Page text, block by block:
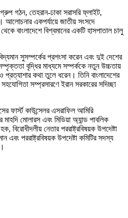
গ্রুপ গঠন, তেহরান-ঢাকা সরাসরি ফ্লাইট,
আলোচনার একপর্যায়ে জাতীয় সংসদে
বাংলাদেশে বিশ্বমানের একটি হাসপাতাল চালু
সুসম্পর্কের প্রশংসা করেন এবং দুই দেশের
বৃদ্ধির মাধ্যমে সম্পর্ককে নতুন উচ্চতায়
প্রত্যাশার কথা তুলে ধরেন। তিনি বাংলাদেশের
সম্প্রসারণে ইরান সরকারের সদিচ্ছা
ফার্স্ট কাউন্সেলর এসরাফিল আমিরি
মাহদি মোলারস এবং মিডিয়া অ্যান্ড পাবলিক
বিরোধীদলীয় নেতার পররাষ্ট্রবিষয়ক উপদেষ্টা
এবং পররাষ্ট্রবিষয়ক উপদেষ্টা কমিটির সদস্য